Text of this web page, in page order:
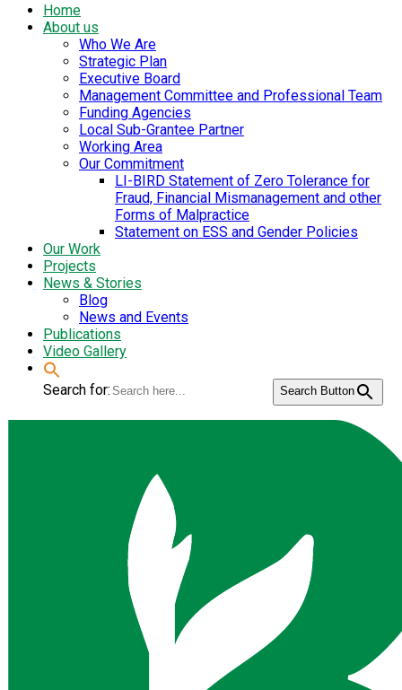
Home
About us
Who We Are
Strategic Plan
Executive Board
Management Committee and Professional Team
Funding Agencies
Local Sub-Grantee Partner
Working Area
Our Commitment
LI-BIRD Statement of Zero Tolerance for
Fraud, Financial Mismanagement and other
Forms of Malpractice
Statement on ESS and Gender Policies
Our Work
Projects
News & Stories
Blog
News and Events
Publications
Video Gallery
Search for: Search Button